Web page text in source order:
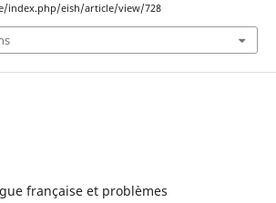
index.php/eish/article/view/728
française et problèmes